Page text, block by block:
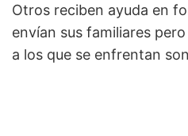
Otros reciben ayuda en
envían sus familiares
a los que se enfrentan